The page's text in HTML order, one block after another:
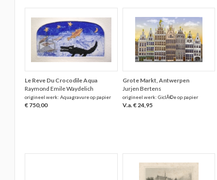
Le Reve Du Crocodile Aqua
Raymond Emile Waydelich
origineel werk: Aquagravure op papier
€ 750,00
Grote Markt, Antwerpen
Jurjen Bertens
origineel werk: GiclÃ©e op papier
V.a. € 24,95